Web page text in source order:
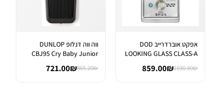
אפקט אוברדרייב DOD
LOOKING GLASS CLASS-A
1030.80₪
859.00₪
ווה ווה דנלופ DUNLOP
CBJ95 Cry Baby Junior
865.20₪
721.00₪